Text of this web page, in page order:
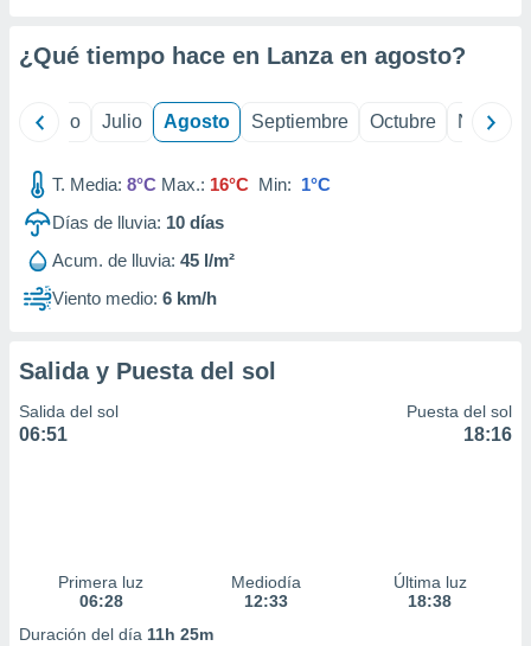
publicidad
de
¿Qué tiempo hace en Lanza en agosto?
Junio Julio Agosto Septiembre Octubre
T. Media: 8°C Max.: 16°C Min: 1°C
Días de lluvia: 10 días
Acum. de lluvia: 45 l/m²
Viento medio: 6 km/h
Salida y Puesta del sol
Salida del sol
06:51
Puesta del sol
18:16
Primera luz
06:28
Mediodía
12:33
Última luz
18:38
Duración del día 11h 25m